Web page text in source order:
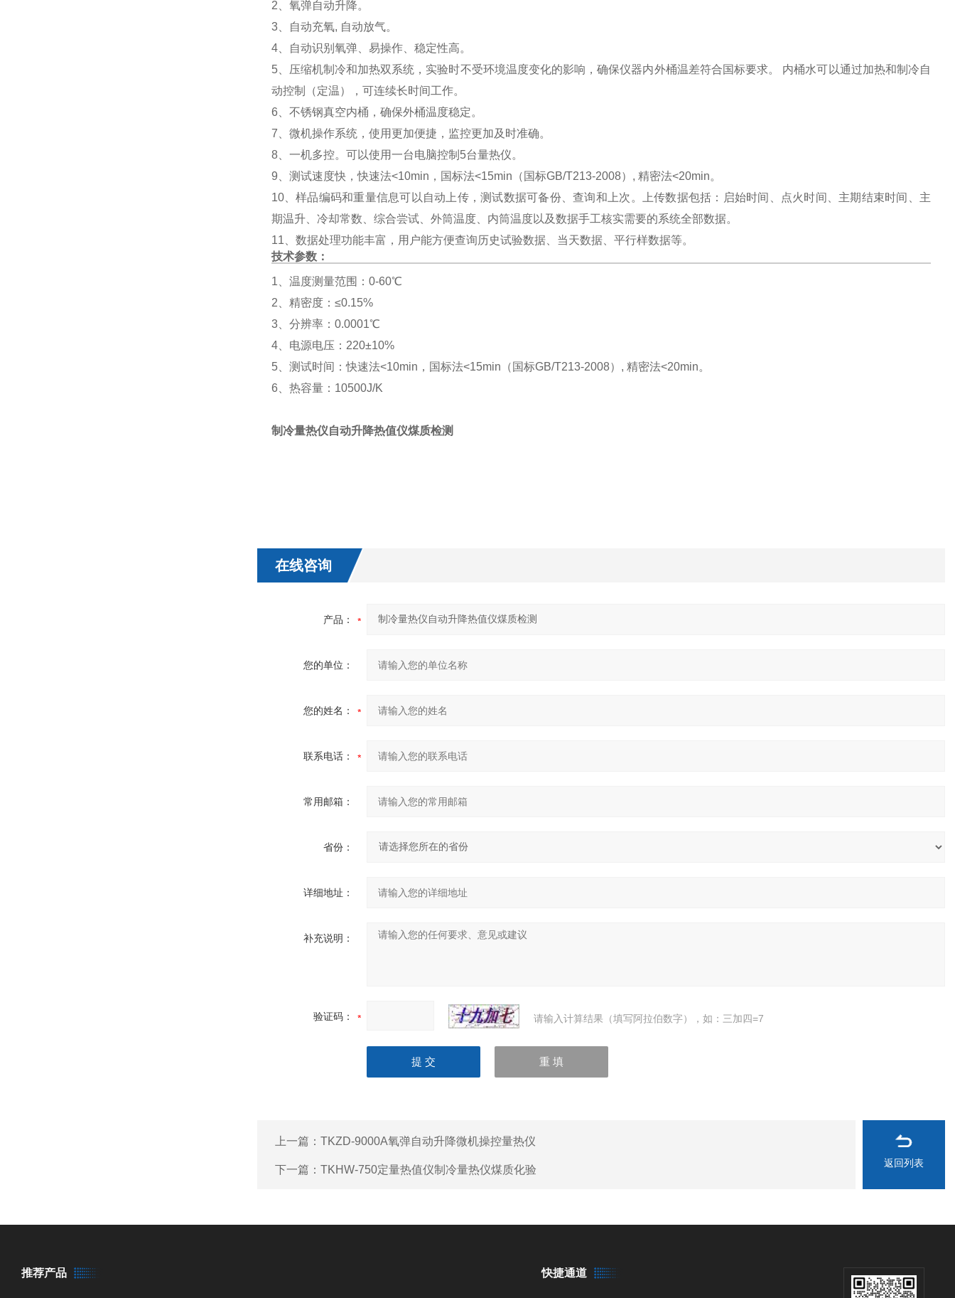
2、氧弹自动升降。
3、自动充氧, 自动放气。
4、自动识别氧弹、易操作、稳定性高。
5、压缩机制冷和加热双系统，实验时不受环境温度变化的影响，确保仪器内外桶温差符合国标要求。 内桶水可以通过加热和制冷自
动控制（定温），可连续长时间工作。
6、不锈钢真空内桶，确保外桶温度稳定。
7、微机操作系统，使用更加便捷，监控更加及时准确。
8、一机多控。可以使用一台电脑控制5台量热仪。
9、测试速度快，快速法<10min，国标法<15min（国标GB/T213-2008）, 精密法<20min。
10、样品编码和重量信息可以自动上传，测试数据可备份、查询和上次。上传数据包括：启始时间、点火时间、主期结束时间、主
期温升、冷却常数、综合尝试、外筒温度、内筒温度以及数据手工核实需要的系统全部数据。
11、数据处理功能丰富，用户能方便查询历史试验数据、当天数据、平行样数据等。
技术参数：
1、 温度测量范围：0-60℃
2、精密度：≤0.15%
3、分辨率：0.0001℃
4、电源电压：220±10%
5、测试时间：快速法<10min，国标法<15min（国标GB/T213-2008）, 精密法<20min。
6、热容量：10500J/K
制冷量热仪自动升降热值仪煤质检测
在线咨询
产品：
您的单位：
您的姓名：
联系电话：
常用邮箱：
省份：
详细地址：
补充说明：
验证码： 请输入计算结果（填写阿拉伯数字），如：三加四=7
上一篇： TKZD-9000A氧弹自动升降微机操控量热仪
下一篇： TKHW-750定量热值仪制冷量热仪煤质化验
返回列表
推荐产品 快捷通道